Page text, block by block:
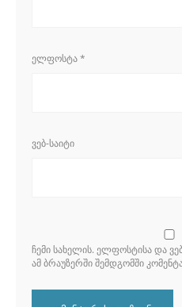
ᲔᲚᲤᲝᲡᲢᲐ*
ᲕᲔᲑ-ᲡᲐᲘᲢᲘ
ᲩᲔᲛᲘ ᲡᲐᲮᲔᲚᲘᲡ. ᲔᲚᲤᲝᲡᲢᲘᲡᲐ ᲓᲐ
ᲐᲛ ᲑᲠᲐᲣᲖᲔᲠᲨᲘ ᲨᲔᲛᲓᲒᲝᲛᲨᲘ